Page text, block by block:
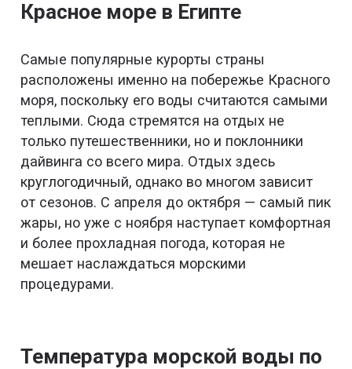
Красное море в Египте
Самые популярные курорты страны
расположены именно на побережье Красного
моря, поскольку его воды считаются самыми
теплыми. Сюда стремятся на отдых не
только путешественники, но и поклонники
дайвинга со всего мира. Отдых здесь
круглогодичный, однако во многом зависит
от сезонов. С апреля до октября — самый пик
жары, но уже с ноября наступает комфортная
и более прохладная погода, которая не
мешает наслаждаться морскими
процедурами.
Температура морской воды по